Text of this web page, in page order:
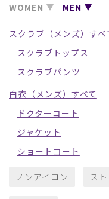
WOMEN MEN
スクラブ（メンズ）すべ
スクラブトップス
スクラブパンツ
白衣（メンズ）すべて
ドクターコート
ジャケット
ショートコート
ノンアイロン ス